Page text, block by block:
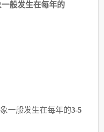
般发生在每年的
一般发生在每年的3-5